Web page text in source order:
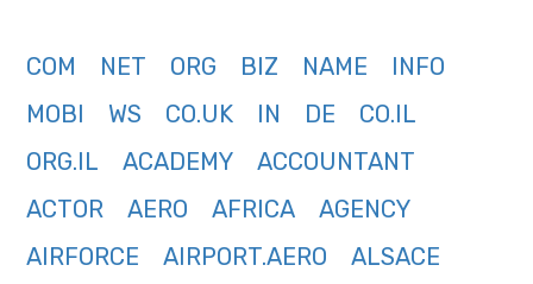
COM NET ORG BIZ NAME
INFO
MOBI
WS CO.UK IN DE
CO.IL
ORG.IL
ACADEMY
ACCOUNTANT
ACTOR
AERO AFRICA
AGENCY
AIRFORCE
AIRPORT.AERO
ALSACE